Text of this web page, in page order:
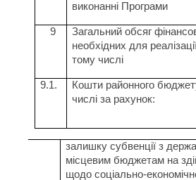
виконанні Програми
9 Загальний обсяг
необхідних для
тому числі
9.1.
Кошти районного
числі за рахунок:
залишку субвенції з
місцевим бюджетам на
щодо соціально-